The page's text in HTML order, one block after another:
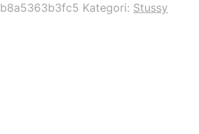
b8a5363b3fc5 Kategori: Stussy